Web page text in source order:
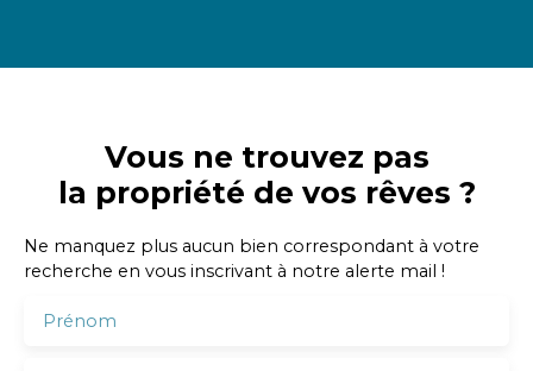
Vous ne trouvez pas
la propriété de vos rêves ?
Ne manquez plus aucun bien correspondant à votre
recherche en vous inscrivant à notre alerte mail !
Prénom